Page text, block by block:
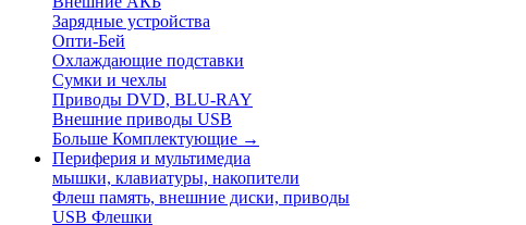
Зарядные устройства
Опти-Бей
Охлаждающие подставки
Сумки и чехлы
Приводы DVD, BLU-RAY
Внешние приводы USB
Больше Комплектующие →
Периферия и мультимедиа
мышки, клавиатуры, накопители
Флеш память, внешние диски, приводы
USB Флешки